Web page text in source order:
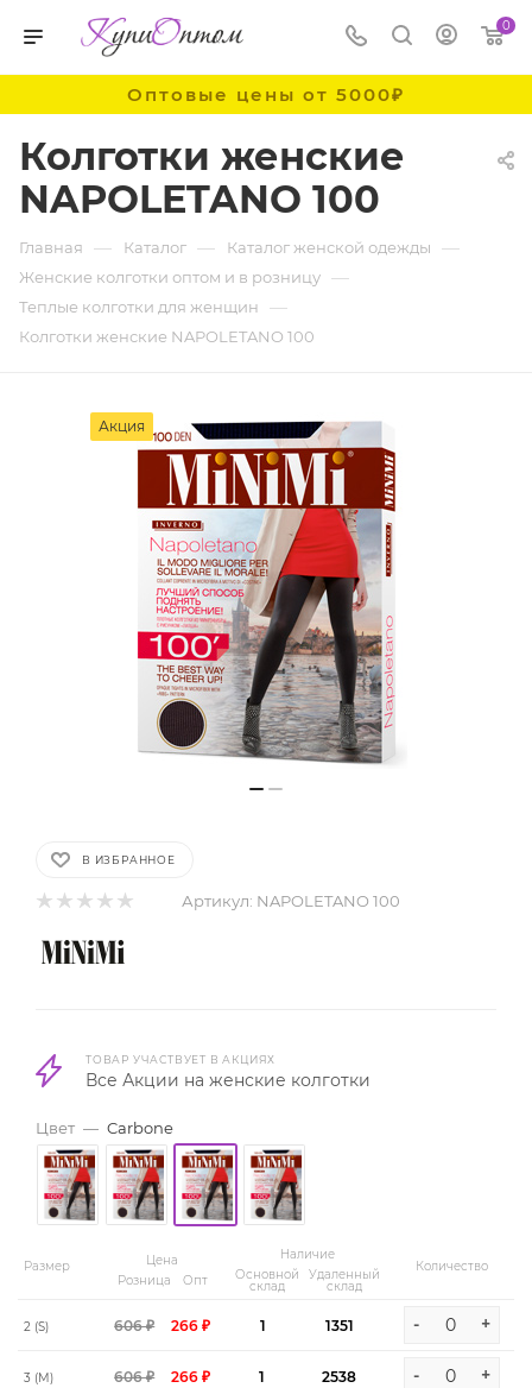
0
Оптовые цены от 5000₽
Колготки женские
NAPOLETANO 100
Главная — Каталог — Каталог женской одежды —
Женские колготки оптом и в розницу —
Теплые колготки для женщин —
Колготки женские NAPOLETANO 100
Акция
В ИЗБРАННОЕ
Артикул: NAPOLETANO 100
ТОВАР УЧАСТВУЕТ В АКЦИЯХ
Все Акции на женские колготки
Цвет — Carbone
Размер
Цена
Розница
Опт
Наличие
Основной
склад
Удаленный
склад
Количество
2 (S) 606 ₽ 266 ₽ 1 1351 - +
3 (M) 606 ₽ 266 ₽ 1 2538 - +